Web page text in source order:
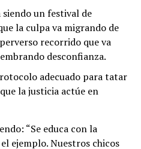
siendo un festival de
la culpa va migrando de
recorrido que va
desconfianza.
adecuado para tatar
la justicia actúe en
“Se educa con la
ejemplo. Nuestros chicos